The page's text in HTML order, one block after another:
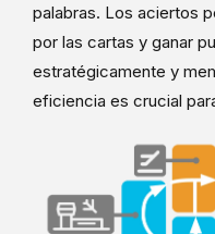
palabras. Los aciertos
por las cartas y ganar
estratégicamente y
eficiencia es crucial